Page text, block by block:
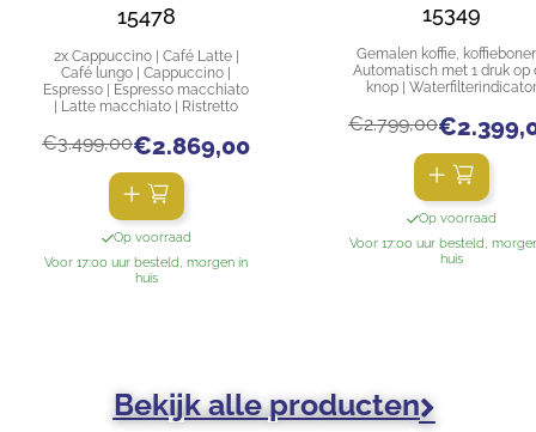
15478
2x Cappuccino | Café Latte |
Café lungo | Cappuccino |
Espresso | Espresso macchiato
| Latte macchiato | Ristretto
€3.499,00€2.869,00
Op voorraad
Voor 17:00 uur besteld, morgen in
huis
15349
Gemalen koffie,
Automatisch met 1 druk op
knop | Waterfilterindicator
€2.799,00€
Op voorraad
Voor 17:00 uur besteld,
huis
Bekijk alle producten